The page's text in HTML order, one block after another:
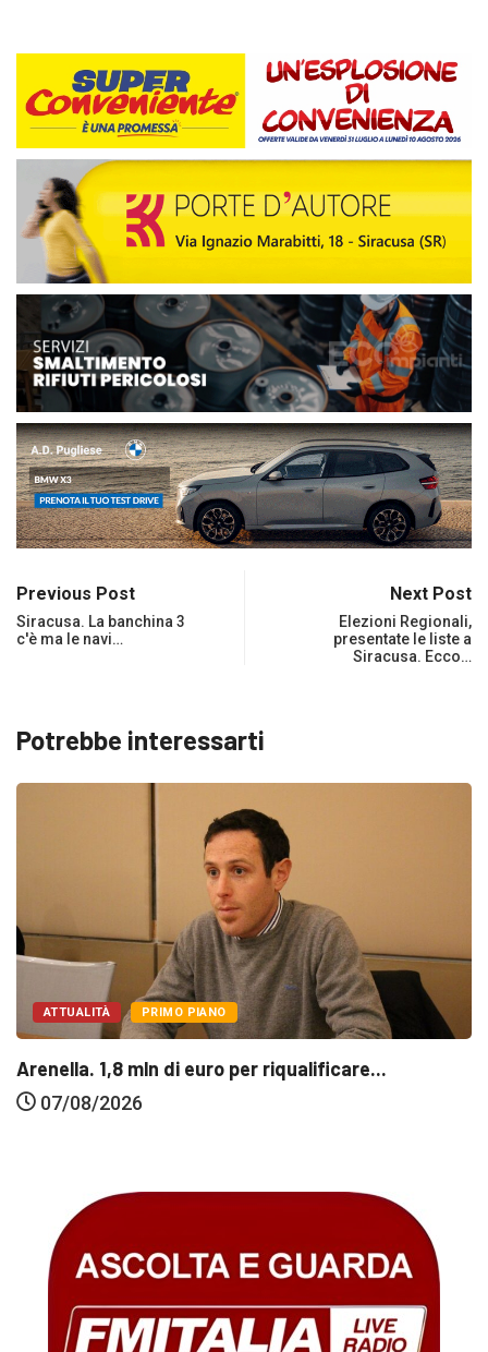
Previous Post
Siracusa. La banchina 3
c'è ma le navi…
Next Post
Elezioni Regionali,
presentate le liste a
Siracusa. Ecco…
Potrebbe interessarti
ATTUALITÀ PRIMO PIANO
Arenella. 1,8 mln di euro per riqualificare...
07/08/2026